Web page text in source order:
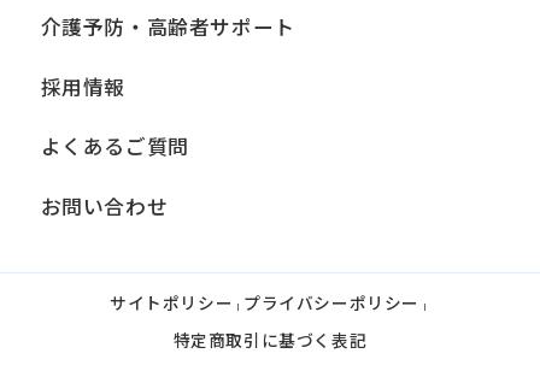
介護予防・高齢者サポート
採用情報
よくあるご質問
お問い合わせ
サイトポリシー | プライバシーポリシー |
特定商取引に基づく表記